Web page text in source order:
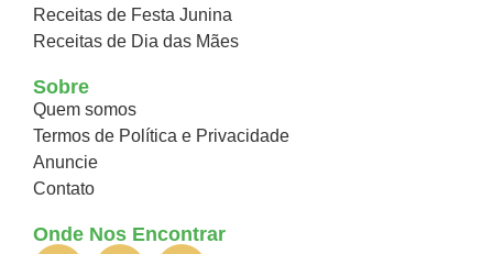
Receitas de Festa Junina
Receitas de Dia das Mães
Sobre
Quem somos
Termos de Política e Privacidade
Anuncie
Contato
Onde Nos Encontrar